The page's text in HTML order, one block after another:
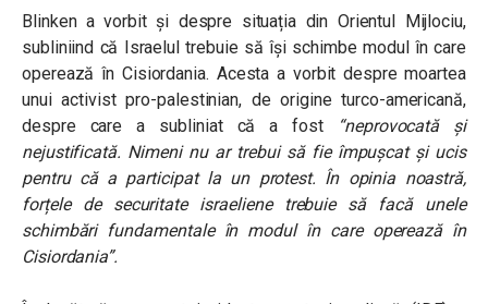
Blinken a vorbit și despre situația din Orientul Mijlociu,
subliniind că Israelul trebuie să își schimbe modul în care
operează în Cisiordania. Acesta a vorbit despre moartea
unui activist pro-palestinian, de origine turco-americană,
despre care a subliniat că a fost
“neprovocată și
nejustificată. Nimeni nu ar trebui să fie împușcat și ucis
pentru că a participat la un protest. În opinia noastră,
forțele de securitate israeliene trebuie să facă unele
schimbări fundamentale în modul în care operează în
Cisiordania”.